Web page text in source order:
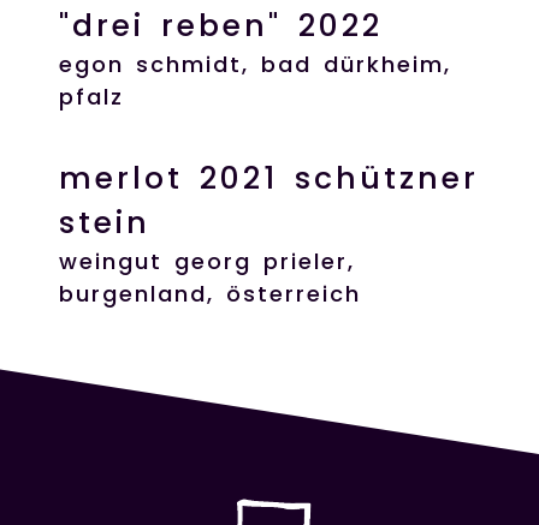
"drei reben" 2022
egon schmidt, bad dürkheim,
pfalz
merlot 2021 schützner
stein
weingut georg prieler,
burgenland, österreich